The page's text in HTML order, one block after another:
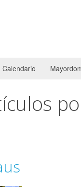
Calendario